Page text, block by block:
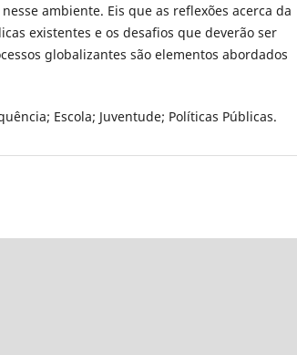
ambiente. Eis que as reflexões acerca da
existentes e os desafios que deverão ser
globalizantes são elementos abordados
Escola; Juventude; Políticas Públicas.